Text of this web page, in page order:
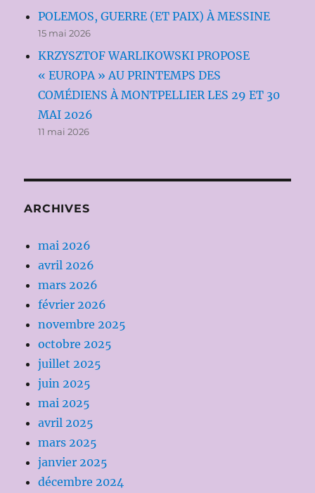
POLEMOS, GUERRE (ET PAIX) À MESSINE
15 mai 2026
KRZYSZTOF WARLIKOWSKI PROPOSE
« EUROPA » AU PRINTEMPS DES
COMÉDIENS À MONTPELLIER LES 29 ET 30
MAI 2026
11 mai 2026
ARCHIVES
mai 2026
avril 2026
mars 2026
février 2026
novembre 2025
octobre 2025
juillet 2025
juin 2025
mai 2025
avril 2025
mars 2025
janvier 2025
décembre 2024